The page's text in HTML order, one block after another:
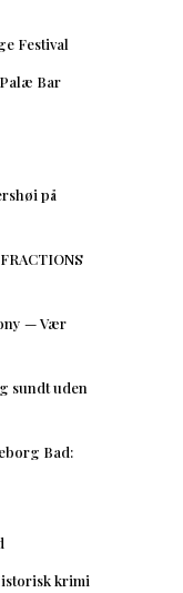
Festival
Bar
på
— Vær
sundt uden
Bad:
krimi